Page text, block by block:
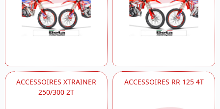
ACCESSOIRES XTRAINER
250/300 2T
ACCESSOIRES RR 125 4T